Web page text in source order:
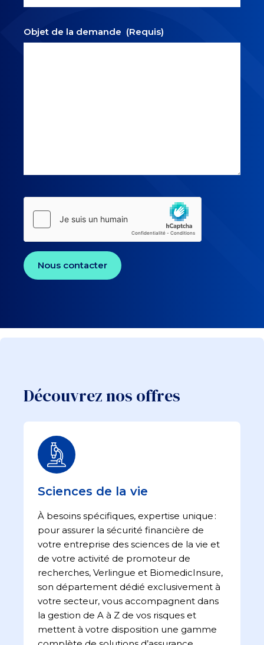
Objet de la demande (Requis)
Nous contacter
Découvrez nos offres
Sciences de la vie​
À besoins spécifiques, expertise unique :
pour assurer la sécurité financière de
votre entreprise des sciences de la vie et
de votre activité de promoteur de
recherches, Verlingue et BiomedicInsure,
son département dédié exclusivement à
votre secteur, vous accompagnent dans
la gestion de A à Z de vos risques et
mettent à votre disposition une gamme